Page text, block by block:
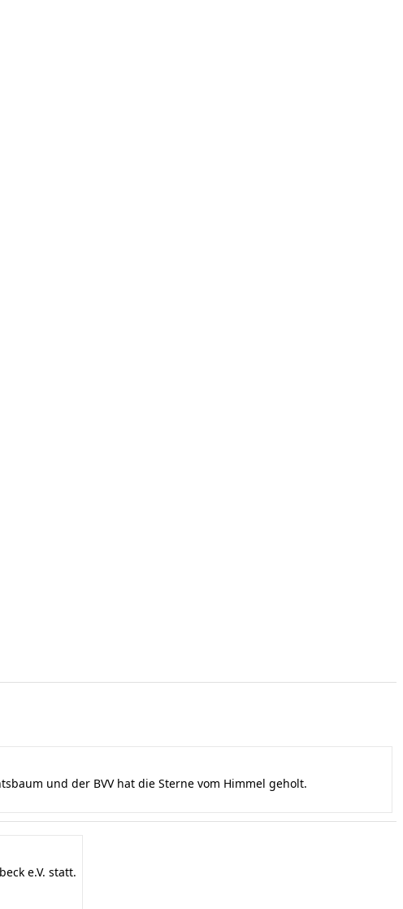
und der BVV hat die Sterne vom Himmel geholt.
e.V. statt.